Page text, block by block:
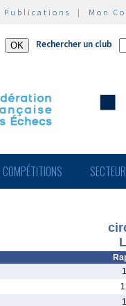
Publications | Mon
Rechercher un club
COMPÉTITIONS